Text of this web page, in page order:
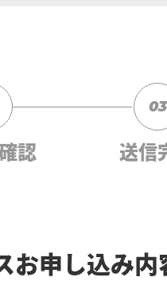
認
03
送信
お申し込み内